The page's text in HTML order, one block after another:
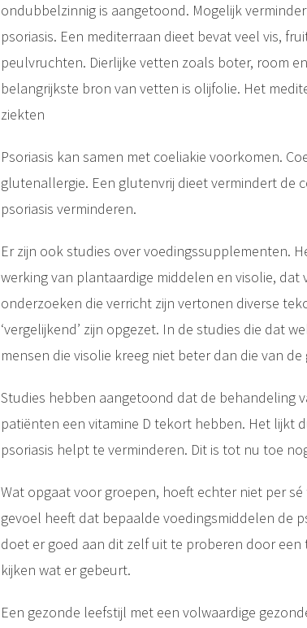
ondubbelzinnig is aangetoond. Mogelijk
psoriasis. Een mediterraan dieet bevat veel vis,
peulvruchten. Dierlijke vetten zoals boter, room
belangrijkste bron van vetten is olijfolie. Het
ziekten
Psoriasis kan samen met coeliakie voorkomen.
glutenallergie. Een glutenvrij dieet vermindert de
psoriasis verminderen.
Er zijn ook studies over voedingssupplementen.
werking van plantaardige middelen en visolie, dat
onderzoeken die verricht zijn vertonen diverse
‘vergelijkend’ zijn opgezet. In de studies die dat
mensen die visolie kreeg niet beter dan die van
Studies hebben aangetoond dat de behandeling
patiënten een vitamine D tekort hebben. Het lijkt
psoriasis helpt te verminderen. Dit is tot nu toe
Wat opgaat voor groepen, hoeft echter niet per
gevoel heeft dat bepaalde voedingsmiddelen de
doet er goed aan dit zelf uit te proberen door
kijken wat er gebeurt.
Een gezonde leefstijl met een volwaardige